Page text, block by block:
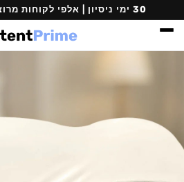
דילוג
לתוכן
30 ימי ניסיון | אלפי לקוחות מרוצים | משלוחים חינם
דילוג